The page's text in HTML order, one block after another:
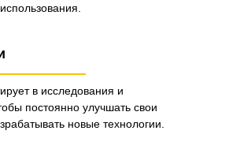
в исследования и
постоянно улучшать свои
новые технологии.